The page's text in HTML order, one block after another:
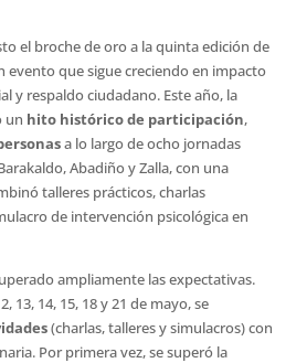
el broche de oro a la quinta edición de
evento que sigue creciendo en impacto
y respaldo ciudadano. Este año, la
un hito histórico de participación,
a lo largo de ocho jornadas
Abadiño y Zalla, con una
talleres prácticos, charlas
de intervención psicológica en
ampliamente las expectativas.
13, 14, 15, 18 y 21 de mayo, se
(charlas, talleres y simulacros) con
Por primera vez, se superó la